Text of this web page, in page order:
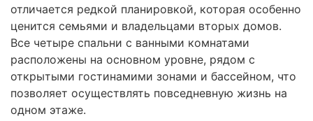
отличается редкой планировкой, которая особенно
ценится семьями и владельцами вторых домов.
Все четыре спальни с ванными комнатами
расположены на основном уровне, рядом с
открытыми гостинамими зонами и бассейном, что
позволяет осуществлять повседневную жизнь на
одном этаже.